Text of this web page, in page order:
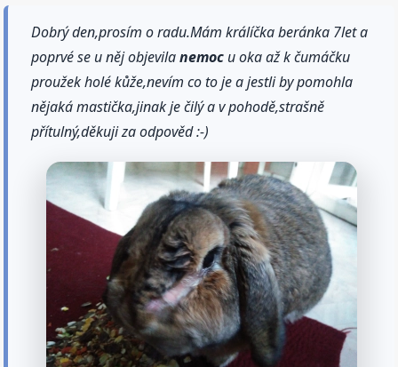
Dobrý den,prosím o radu.Mám králíčka beránka 7let a
poprvé se u něj objevilanemoc u oka až k čumáčku
proužek holé kůže,nevím co to je a jestli by pomohla
nějaká mastička,jinak je čilý a v pohodě,strašně
přítulný,děkuji za odpověd :-)